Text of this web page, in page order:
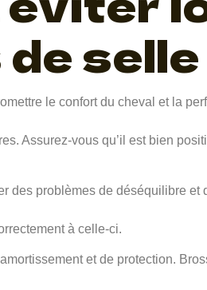
selle
le confort du cheval et la
Assurez-vous qu’il est bien
des problèmes de déséquilibre et
à celle-ci.
et de protection.